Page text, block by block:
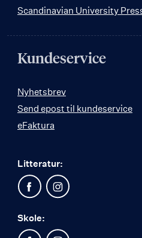
Scandinavian University
Kundeservice
Nyhetsbrev
Send epost til kundeservice
eFaktura
Litteratur:
Skole: